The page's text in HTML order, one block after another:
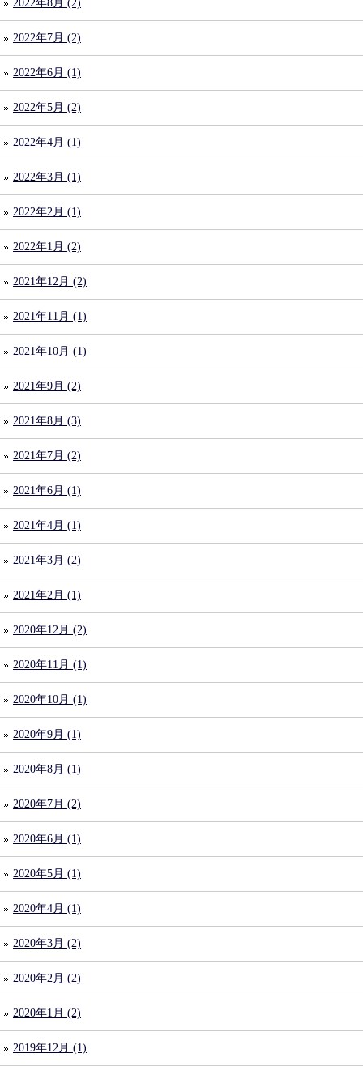
2022年8月 (2)
2022年7月 (2)
2022年6月 (1)
2022年5月 (2)
2022年4月 (1)
2022年3月 (1)
2022年2月 (1)
2022年1月 (2)
2021年12月 (2)
2021年11月 (1)
2021年10月 (1)
2021年9月 (2)
2021年8月 (3)
2021年7月 (2)
2021年6月 (1)
2021年4月 (1)
2021年3月 (2)
2021年2月 (1)
2020年12月 (2)
2020年11月 (1)
2020年10月 (1)
2020年9月 (1)
2020年8月 (1)
2020年7月 (2)
2020年6月 (1)
2020年5月 (1)
2020年4月 (1)
2020年3月 (2)
2020年2月 (2)
2020年1月 (2)
2019年12月 (1)